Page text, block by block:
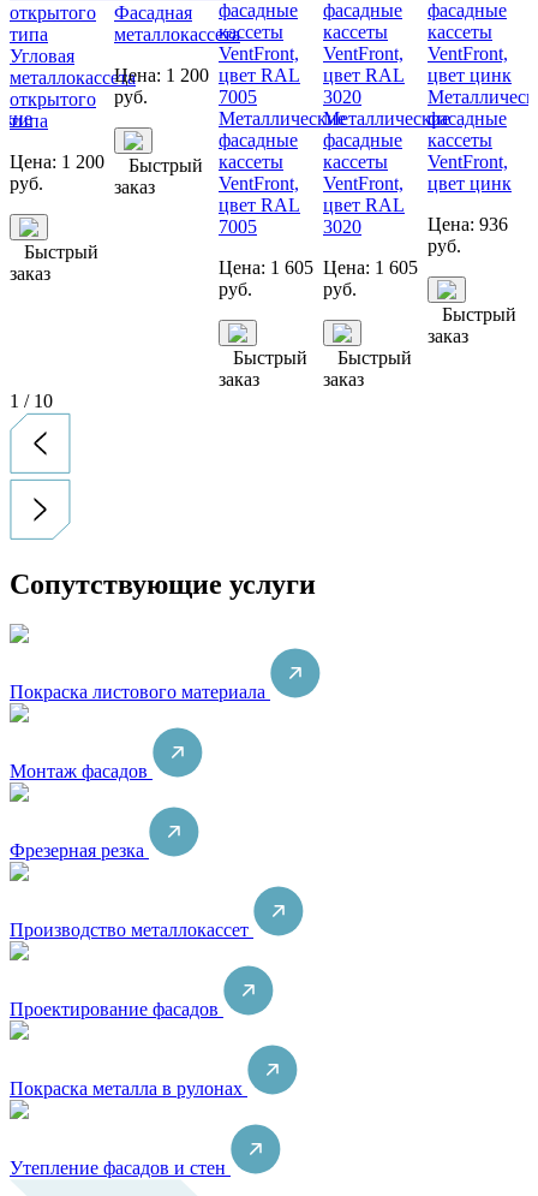
Угловая
металлокассета
открытого
типа
Цена: 1 200
руб.
Быстрый
заказ
Фасадная
металлокассета
Цена: 1 200
руб.
Быстрый
заказ
Металлические
фасадные
кассеты
VentFront,
цвет RAL
7005
Цена: 1 605
руб.
Быстрый
заказ
Металлические
фасадные
кассеты
VentFront,
цвет RAL
3020
Цена: 1 605
руб.
Быстрый
заказ
фасадные
кассеты
VentFront,
цвет цинк
Цена: 936
руб.
Быстрый
заказ
1 / 10
Сопутствующие услуги
Покраска листового материала
Монтаж фасадов
Фрезерная резка
Производство металлокассет
Проектирование фасадов
Покраска металла в рулонах
Утепление фасадов и стен